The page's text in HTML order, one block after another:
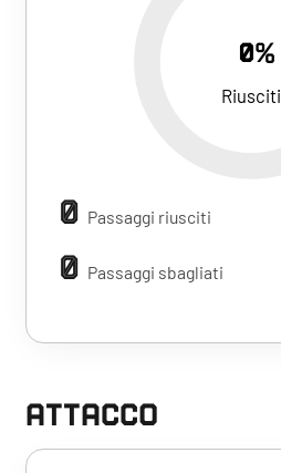
0%
Riusciti
0 Passaggi riusciti
0 Passaggi sbagliati
ATTACCO